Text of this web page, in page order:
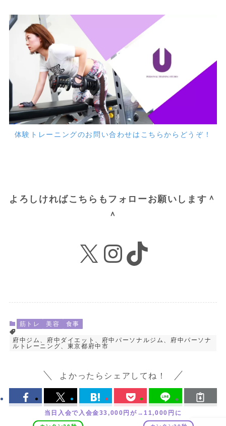
体験トレーニングのお問い合わせはこちらからどうぞ！
よろしければこちらもフォローお願いします＾
＾
X Instagram
TikTok
筋トレ 美容 食事
府中ジム、府中ダイエット、府中パーソナルジム、府中パーソナ
ルトレーニング、東京都府中市
よかったらシェアしてね！
当日入会で入会金33,000円が→11,000円に